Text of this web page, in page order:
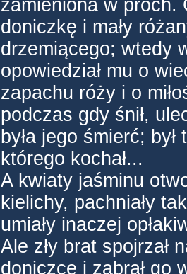
zamieniona w proch.
doniczkę i mały
drzemiącego; wtedy
opowiedział mu o
zapachu róży i o
podczas gdy śnił,
była jego śmierć;
którego kochał...
A kwiaty jaśminu
kielichy, pachniały
umiały inaczej
Ale zły brat spojrzał
doniczce i zabrał go